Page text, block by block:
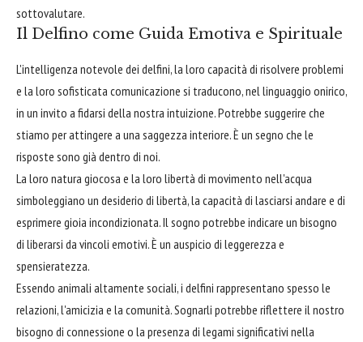
sottovalutare.
Il Delfino come Guida Emotiva e Spirituale
L'intelligenza notevole dei delfini, la loro capacità di risolvere problemi
e la loro sofisticata comunicazione si traducono, nel linguaggio onirico,
in un invito a fidarsi della nostra intuizione. Potrebbe suggerire che
stiamo per attingere a una saggezza interiore. È un segno che le
risposte sono già dentro di noi.
La loro natura giocosa e la loro libertà di movimento nell'acqua
simboleggiano un desiderio di libertà, la capacità di lasciarsi andare e di
esprimere gioia incondizionata. Il sogno potrebbe indicare un bisogno
di liberarsi da vincoli emotivi. È un auspicio di leggerezza e
spensieratezza.
Essendo animali altamente sociali, i delfini rappresentano spesso le
relazioni, l'amicizia e la comunità. Sognarli potrebbe riflettere il nostro
bisogno di connessione o la presenza di legami significativi nella